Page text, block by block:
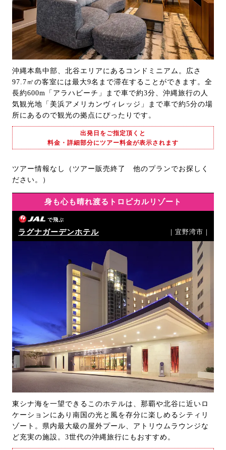
沖縄本島中部、北谷エリアにあるコンドミニアム。広さ
97.7㎡の客室には最大9名まで滞在することができます。全
長約600m「アラハビーチ」まで車で約3分、沖縄旅行の人
気観光地「美浜アメリカンヴィレッジ」まで車で約5分の場
所にあるので観光の拠点にぴったりです。
出発日をご指定頂くと
料金・詳細部分にツアー料金が表示されます
ツアー情報なし（ツアー販売終了 他のプランでお探しく
ださい。）
身も心も晴れ渡るトロピカルリゾート
で飛ぶ
ラグナガーデンホテル ｜宜野湾市｜
東シナ海を一望できるこのホテルは、那覇や北谷に近いロ
ケーションにあり南国の光と風を存分に楽しめるシティリ
ゾート。県内最大級の屋外プール、アトリウムラウンジな
ど充実の施設。3世代の沖縄旅行にもおすすめ。